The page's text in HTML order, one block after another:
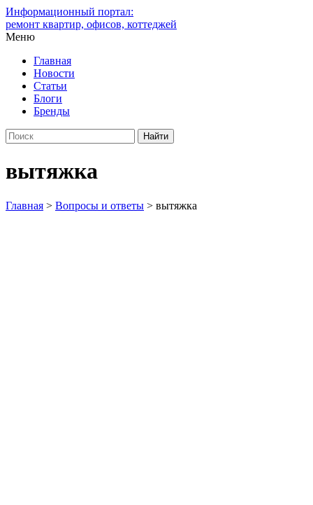
Информационный портал:
ремонт квартир, офисов, коттеджей
Меню
Главная
Новости
Статьи
Блоги
Бренды
вытяжка
Главная > Вопросы и ответы > вытяжка